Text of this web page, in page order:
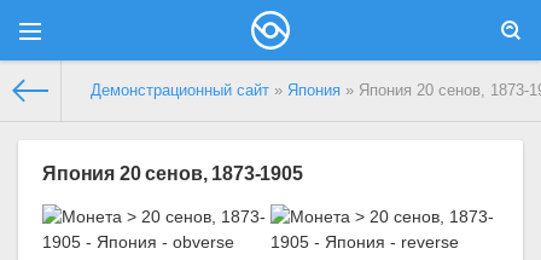
Демонстрационный сайт » Япония » Япония 20 сенов, 1873-
Япония 20 сенов, 1873-1905